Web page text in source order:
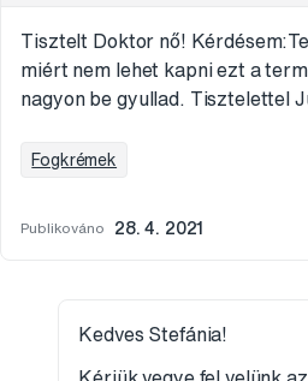
Tisztelt Doktor nő!
miért nem lehet kapni ezt a
nagyon be gyullad. Tisztelettel
Fogkrémek
Publikováno 28. 4. 2021
Kedves Stefánia!